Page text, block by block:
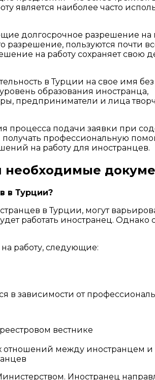
является наиболее часто
долгосрочное разрешение
разрешение, пользуются почти
на работу сохраняет свою
в Турции на свое имя
образования иностранца,
предприниматели и лица
процесса подачи заявки при
профессиональную
на работу для иностранцев.
необходимые
в Турции?
в Турции, могут
работать иностранец. Однако
работу, следующие:
зависимости от
вестнике
отношений между иностранцем и
Иностранец